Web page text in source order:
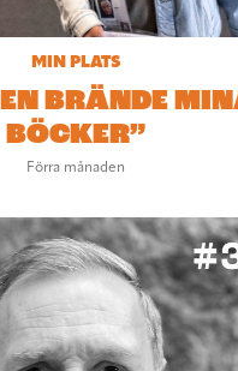
MIN PLATS
BRÄNDE
BÖCKER”
Förra månaden